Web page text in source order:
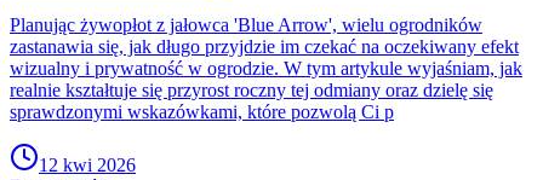
Planując żywopłot z jałowca 'Blue Arrow', wielu ogrodników
zastanawia się, jak długo przyjdzie im czekać na oczekiwany efekt
wizualny i prywatność w ogrodzie. W tym artykule wyjaśniam, jak
realnie kształtuje się przyrost roczny tej odmiany oraz dzielę się
sprawdzonymi wskazówkami, które pozwolą Ci p
12 kwi 2026